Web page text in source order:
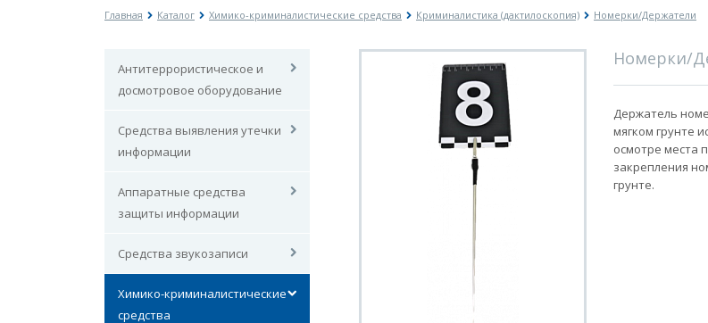
Главная Каталог Химико-криминалистические средства Криминалистика (дактилоскопия) Номерки/Держатели
Антитеррористическое и
досмотровое оборудование
Средства выявления утечки
информации
Аппаратные средства
защиты информации
Средства звукозаписи
Химико-криминалистические
средства
Номерки/
Держатель
мягком грунте
осмотре места
закрепления
грунте.